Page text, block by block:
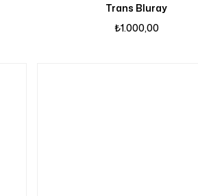
Trans Bluray
₺1.000,00